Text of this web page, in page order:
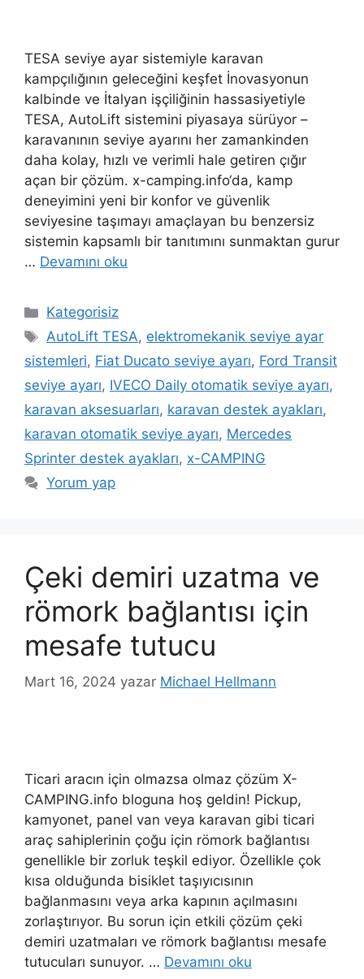
TESA seviye ayar sistemiyle karavan
kampçılığının geleceğini keşfet İnovasyonun
kalbinde ve İtalyan işçiliğinin hassasiyetiyle
TESA, AutoLift sistemini piyasaya sürüyor –
karavanının seviye ayarını her zamankinden
daha kolay, hızlı ve verimli hale getiren çığır
açan bir çözüm. x-camping.info‘da, kamp
deneyimini yeni bir konfor ve güvenlik
seviyesine taşımayı amaçlayan bu benzersiz
sistemin kapsamlı bir tanıtımını sunmaktan gurur
… Devamını oku
Kategoriler
Kategorisiz
Etiketler
AutoLift TESA, elektromekanik seviye ayar
sistemleri, Fiat Ducato seviye ayarı, Ford Transit
seviye ayarı, IVECO Daily otomatik seviye ayarı,
karavan aksesuarları, karavan destek ayakları,
karavan otomatik seviye ayarı, Mercedes
Sprinter destek ayakları, x-CAMPING
Yorum yap
Çeki demiri uzatma ve
römork bağlantısı için
mesafe tutucu
Mart 16, 2024 yazar Michael Hellmann
Ticari aracın için olmazsa olmaz çözüm X-
CAMPING.info bloguna hoş geldin! Pickup,
kamyonet, panel van veya karavan gibi ticari
araç sahiplerinin çoğu için römork bağlantısı
genellikle bir zorluk teşkil ediyor. Özellikle çok
kısa olduğunda bisiklet taşıyıcısının
bağlanmasını veya arka kapının açılmasını
zorlaştırıyor. Bu sorun için etkili çözüm çeki
demiri uzatmaları ve römork bağlantısı mesafe
tutucuları sunuyor. … Devamını oku